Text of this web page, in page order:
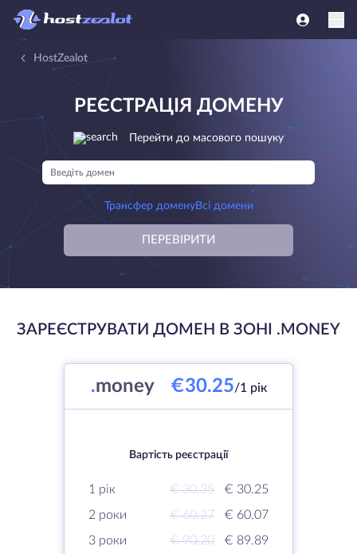
HostZealot
РЕЄСТРАЦІЯ ДОМЕНУ
Перейти до масового пошуку
Трансфер доменуВсі домени
ПЕРЕВІРИТИ
ЗАРЕЄСТРУВАТИ ДОМЕН В ЗОНІ .MONEY
.money €30.25/1 рік
Вартість реєстрації
1 рік € 30.35
€ 30.25
2 роки
€ 60.27
€ 60.07
3 роки
€ 90.20
€ 89.89